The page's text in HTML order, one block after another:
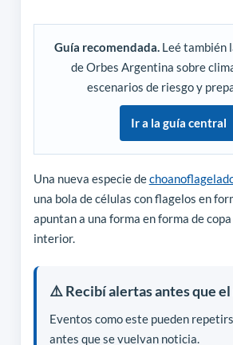
Guía recomendada.Leé también
de Orbes Argentina sobre
escenarios de riesgo y
Ir a la guía central
Una nueva especie de
una bola de células con flagelos en
apuntan a una forma en forma de
interior.
⚠️ Recibí alertas antes que
Eventos como este pueden
antes que se vuelvan noticia.